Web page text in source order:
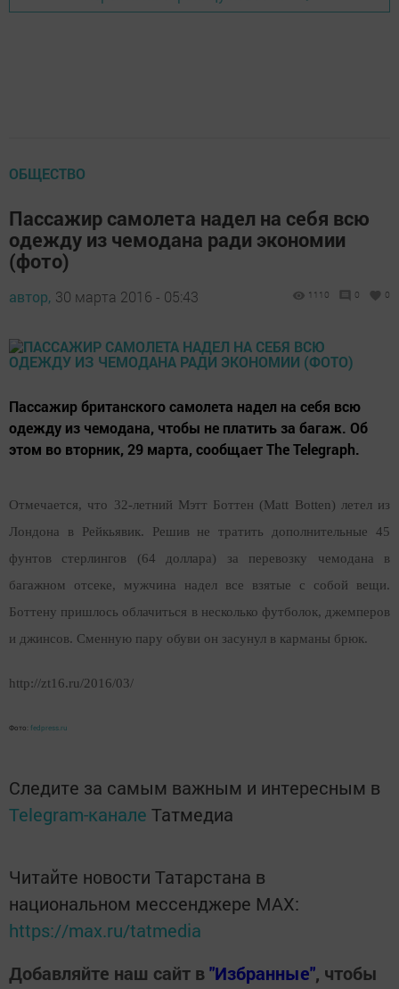
ОБЩЕСТВО
Пассажир самолета надел на себя всю
одежду из чемодана ради экономии
(фото)
автор, 30 марта 2016 - 05:43 1110 0 0
Пассажир британского самолета надел на себя всю
одежду из чемодана, чтобы не платить за багаж. Об
этом во вторник, 29 марта, сообщает The Telegraph.
Отмечается, что 32-летний Мэтт Боттен (Matt Botten) летел из
Лондона в Рейкьявик. Решив не тратить дополнительные 45
фунтов стерлингов (64 доллара) за перевозку чемодана в
багажном отсеке, мужчина надел все взятые с собой вещи.
Боттену пришлось облачиться в несколько футболок, джемперов
и джинсов. Сменную пару обуви он засунул в карманы брюк.
http://zt16.ru/2016/03/
Фото: fedpress.ru
Следите за самым важным и интересным в
Telegram-канале Татмедиа
Читайте новости Татарстана в
национальном мессенджере MАХ:
https://max.ru/tatmedia
Добавляйте наш сайт в"Избранные", чтобы